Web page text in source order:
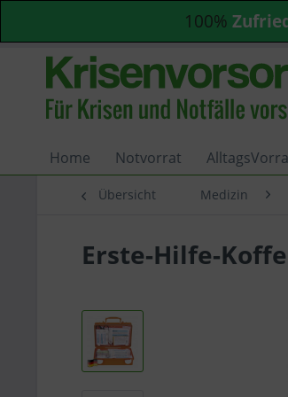
100%
Home Notvorrat
Übersicht Medizin
Erste-Hilfe-